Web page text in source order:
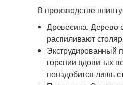
В производстве
Древесина. Дерево
распиливают
Экструдированный
горении ядовитых
понадобится лишь